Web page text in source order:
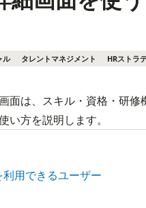
ル タレントマネジメント HRストラ
面は、スキル・資格・研
い方を説明します。
用できるユーザー